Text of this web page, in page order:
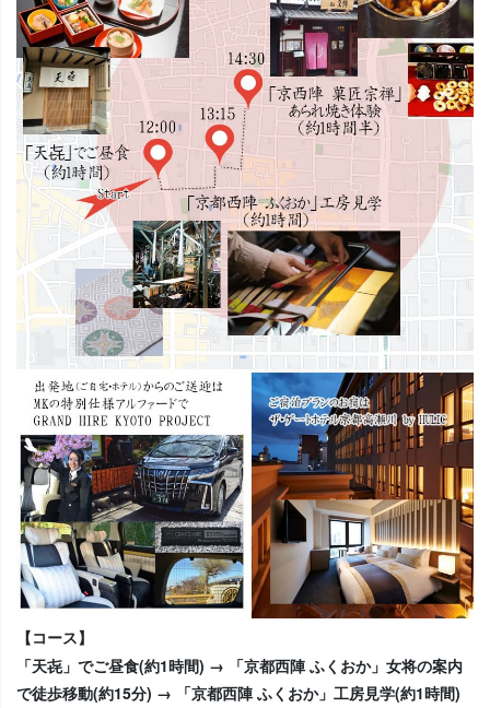
【コース】
「天㐂」でご昼食(約1時間) → 「京都西陣 ふくおか」女将の案内
で徒歩移動(約15分) → 「京都西陣 ふくおか」工房見学(約1時間)